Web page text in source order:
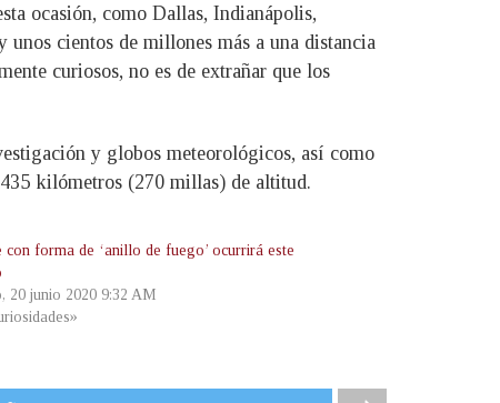
ocasión, como Dallas, Indianápolis,
cientos de millones más a una distancia
curiosos, no es de extrañar que los
y globos meteorológicos, así como
kilómetros (270 millas) de altitud.
con forma de ‘anillo de fuego’ ocurrirá este
20 junio 2020 9:32 AM